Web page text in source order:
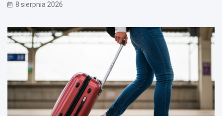
8 sierpnia 2026